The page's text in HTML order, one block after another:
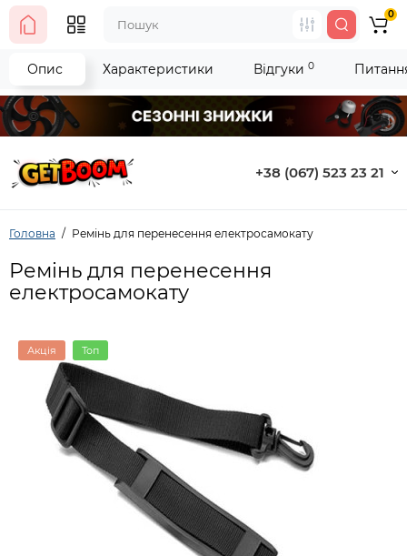
+38 (067) 523 23 21
0
Головна Ремінь для перенесення електросамокату
Ремінь для перенесення
електросамокату
Акція Топ
Опис Характеристики Відгуки 0